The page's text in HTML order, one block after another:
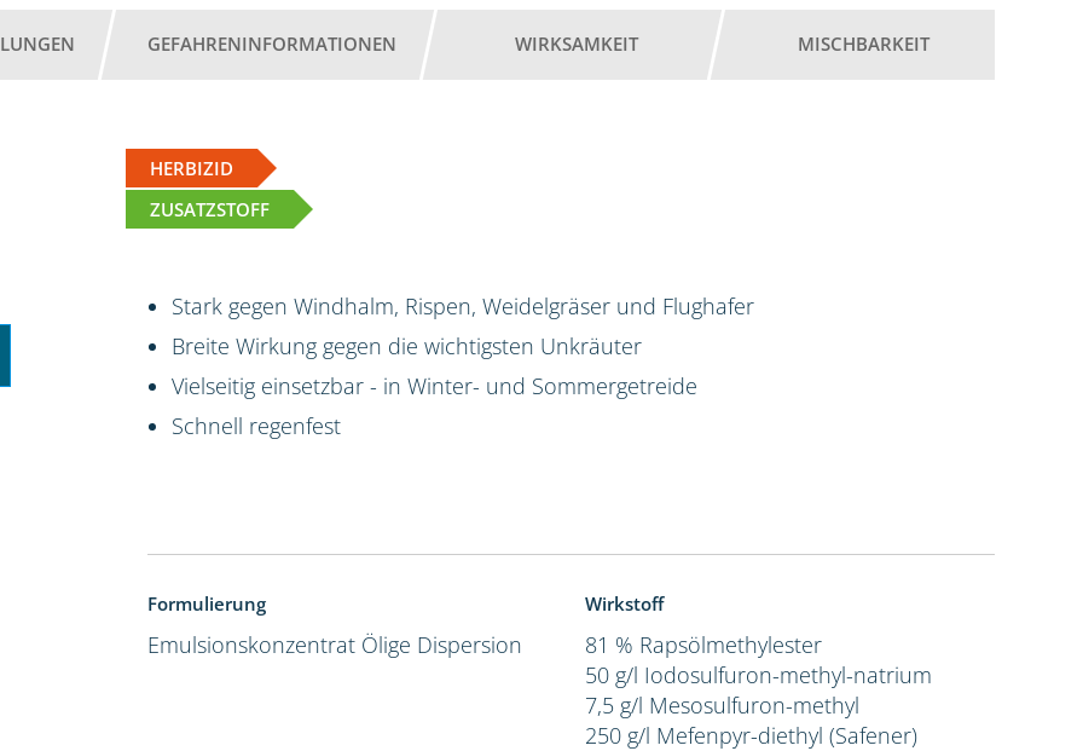
GEFAHRENINFORMATIONEN WIRKSAMKEIT MISCHBARKEIT
HERBIZID
ZUSATZSTOFF
Stark gegen Windhalm, Rispen, Weidelgräser und Flughafer
Breite Wirkung gegen die wichtigsten Unkräuter
Vielseitig einsetzbar - in Winter- und Sommergetreide
Schnell regenfest
Formulierung
Emulsionskonzentrat Ölige Dispersion
Wirkstoff
81 % Rapsölmethylester
50 g/l Iodosulfuron-methyl-natrium
7,5 g/l Mesosulfuron-methyl
250 g/l Mefenpyr-diethyl (Safener)